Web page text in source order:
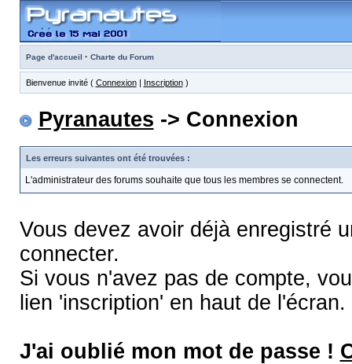
Page d'accueil · Charte du Forum
Bienvenue invité ( Connexion| Inscription)
Pyranautes -> Connexion
Les erreurs suivantes ont été trouvées :
L'administrateur des forums souhaite que tous les membres se connectent.
Vous devez avoir déjà enregistré
connecter.
Si vous n'avez pas de compte,
lien 'inscription' en haut de l'écran.
J'ai oublié mon mot de passe !